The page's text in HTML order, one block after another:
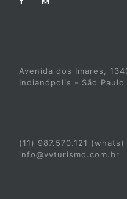
Avenida dos Imares,
Indianópolis - São
(11) 987.570.121 (whats)
info@vvturismo.com.br